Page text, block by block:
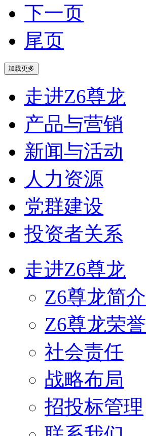
下一页
尾页
走进Z6尊龙
产品与营销
新闻与活动
人力资源
党群建设
投资者关系
走进Z6尊龙
Z6尊龙简介
Z6尊龙荣誉
社会责任
战略布局
招投标管理